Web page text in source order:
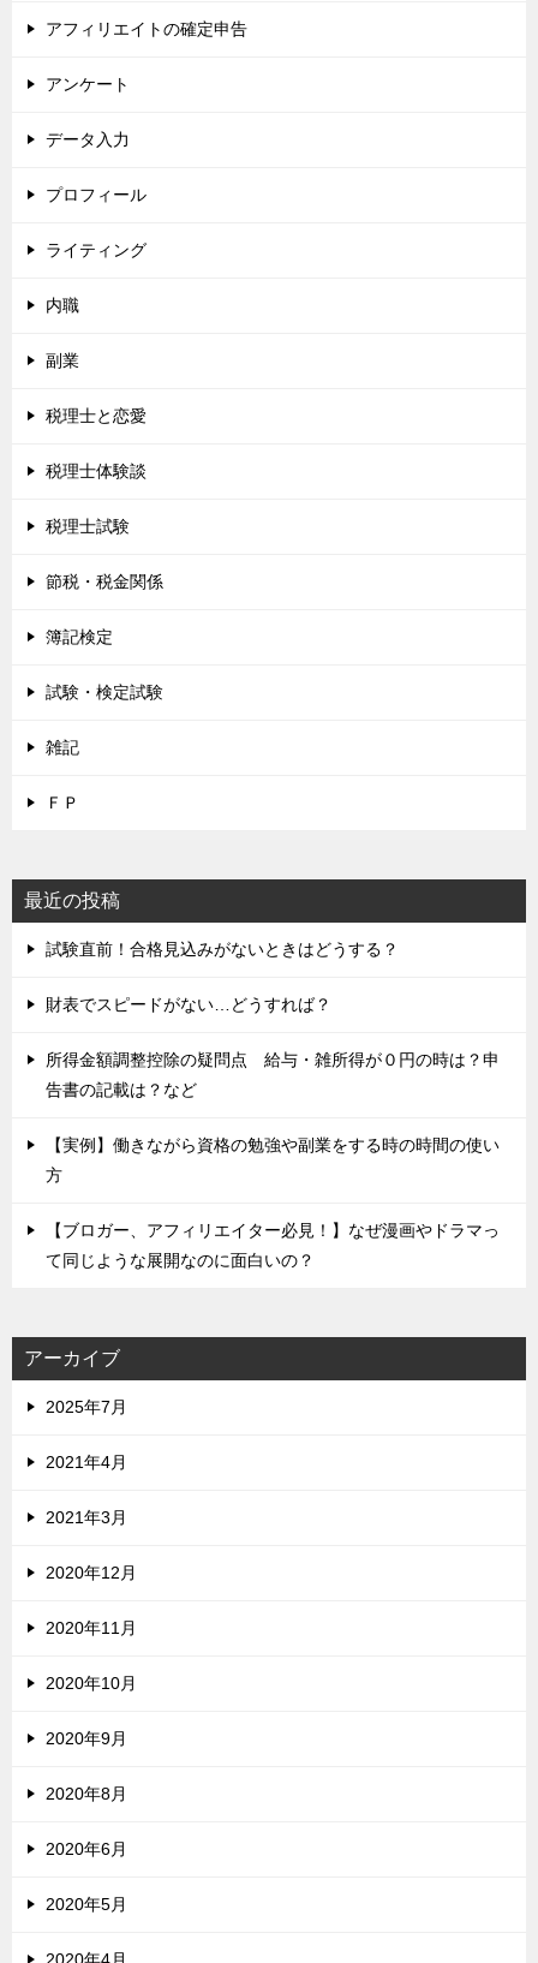
アフィリエイトの確定申告
アンケート
データ入力
プロフィール
ライティング
内職
副業
税理士と恋愛
税理士体験談
税理士試験
節税・税金関係
簿記検定
試験・検定試験
雑記
ＦＰ
最近の投稿
試験直前！合格見込みがないときはどうする？
財表でスピードがない…どうすれば？
所得金額調整控除の疑問点 給与・雑所得が０円の時は？申
告書の記載は？など
【実例】働きながら資格の勉強や副業をする時の時間の使い
方
【ブロガー、アフィリエイター必見！】なぜ漫画やドラマっ
て同じような展開なのに面白いの？
アーカイブ
2025年7月
2021年4月
2021年3月
2020年12月
2020年11月
2020年10月
2020年9月
2020年8月
2020年6月
2020年5月
2020年4月